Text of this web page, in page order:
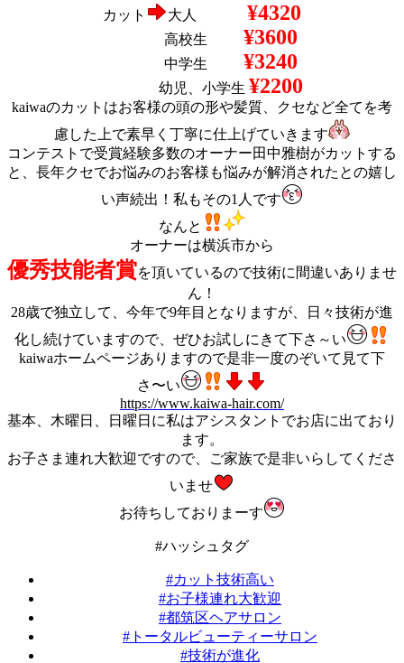
カット
大人 ¥4320
高校生 ¥3600
中学生 ¥3240
幼児、小学生 ¥2200
kaiwaのカットはお客様の頭の形や髪質、クセなど全てを考
慮した上で素早く丁寧に仕上げていきます
コンテストで受賞経験多数のオーナー田中雅樹がカットする
と、長年クセでお悩みのお客様も悩みが解消されたとの嬉し
い声続出！私もその1人です
なんと
オーナーは横浜市から
優秀技能者賞を頂いているので技術に間違いありませ
ん！
28歳で独立して、今年で9年目となりますが、日々技術が進
化し続けていますので、ぜひお試しにきて下さ～い
kaiwaホームページありますので是非一度のぞいて見て下
さ〜い
https://www.kaiwa-hair.com/
基本、木曜日、日曜日に私はアシスタントでお店に出ており
ます。
お子さま連れ大歓迎ですので、ご家族で是非いらしてくださ
いませ
お待ちしておりまーす
#ハッシュタグ
#カット技術高い
#お子様連れ大歓迎
#都筑区ヘアサロン
#トータルビューティーサロン
#技術が進化